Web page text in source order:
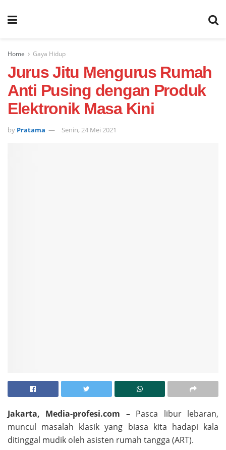
Home Gaya Hidup
Jurus Jitu Mengurus Rumah
Anti Pusing dengan Produk
Elektronik Masa Kini
by Pratama Senin, 24 Mei 2021
Jakarta, Media-profesi.com –Pasca libur lebaran,
muncul masalah klasik yang biasa kita hadapi kala
ditinggal mudik oleh asisten rumah tangga (ART).